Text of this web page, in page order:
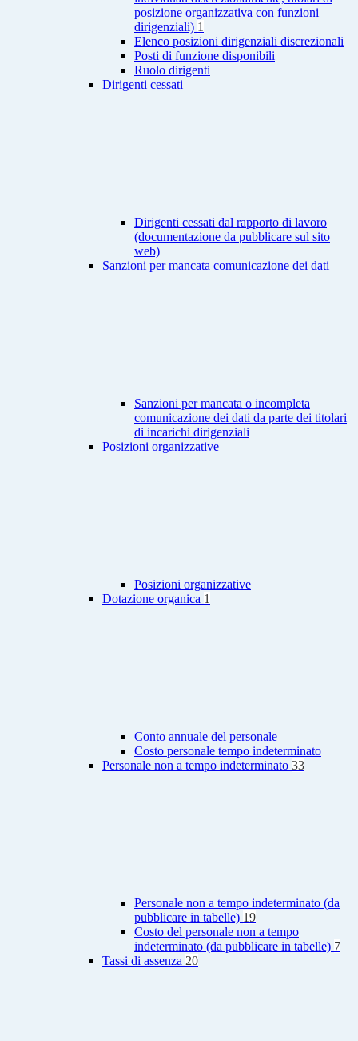
posizione organizzativa con funzioni
dirigenziali) 1
Elenco posizioni dirigenziali discrezionali
Posti di funzione disponibili
Ruolo dirigenti
Dirigenti cessati
Dirigenti cessati dal rapporto di lavoro
(documentazione da pubblicare sul sito
web)
Sanzioni per mancata comunicazione dei dati
Sanzioni per mancata o incompleta
comunicazione dei dati da parte dei titolari
di incarichi dirigenziali
Posizioni organizzative
Posizioni organizzative
Dotazione organica 1
Conto annuale del personale
Costo personale tempo indeterminato
Personale non a tempo indeterminato 33
Personale non a tempo indeterminato (da
pubblicare in tabelle) 19
Costo del personale non a tempo
indeterminato (da pubblicare in tabelle) 7
Tassi di assenza 20